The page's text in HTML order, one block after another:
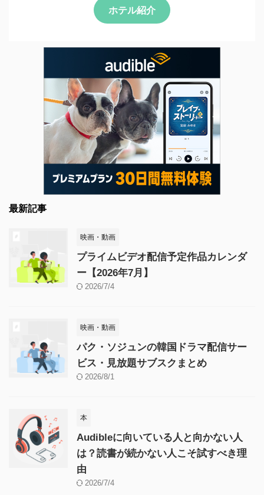
ホテル紹介
最新記事
映画・動画
プライムビデオ配信予定作品カレンダ
ー【2026年7月】
2026/7/4
映画・動画
パク・ソジュンの韓国ドラマ配信サー
ビス・見放題サブスクまとめ
2026/8/1
本
Audibleに向いている人と向かない人
は？読書が続かない人こそ試すべき理
由
2026/7/4